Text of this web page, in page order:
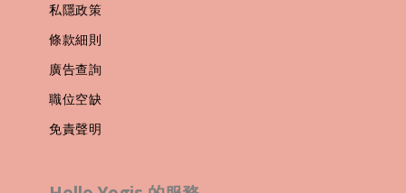
私隱政策
條款細則
廣告查詢
職位空缺
免責聲明